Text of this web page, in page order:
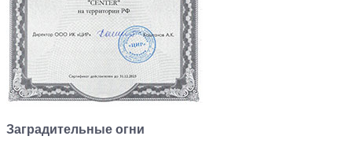
Заградительные огни